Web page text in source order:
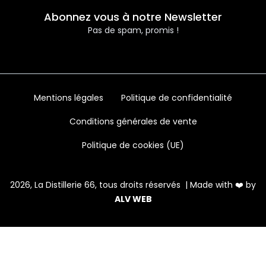
Abonnez vous à notre Newsletter
Pas de spam, promis !
Mentions légales
Politique de confidentialité
Conditions générales de vente
Politique de cookies (UE)
2026, La Distillerie 66, tous droits réservés | Made with ❤️ by
ALV WEB